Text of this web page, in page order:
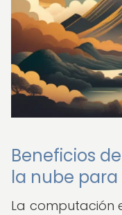
Beneficios
la nube para
La computación